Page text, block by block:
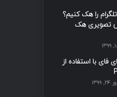
را هک کنیم؟
تصویری هک
فای با استفاده از